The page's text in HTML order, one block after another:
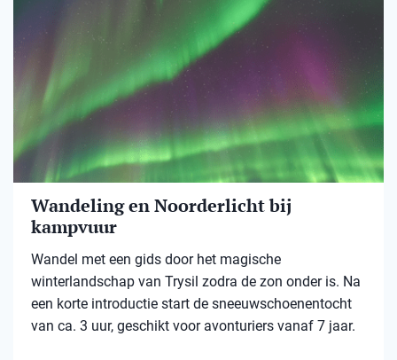
Wandeling en Noorderlicht bij
kampvuur
Wandel met een gids door het magische
winterlandschap van Trysil zodra de zon onder is. Na
een korte introductie start de sneeuwschoenentocht
van ca. 3 uur, geschikt voor avonturiers vanaf 7 jaar.